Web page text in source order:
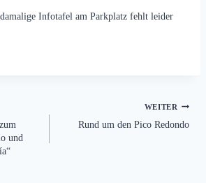
Infotafel am Parkplatz fehlt leider
und
WEITER
Rund um den Pico Redondo